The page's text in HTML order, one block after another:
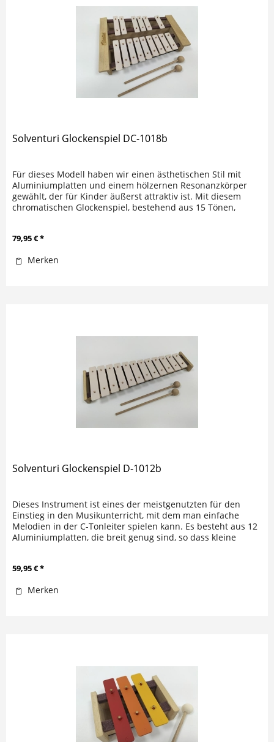
Solventuri Glockenspiel DC-1018b
Für dieses Modell haben wir einen ästhetischen Stil mit
Aluminiumplatten und einem hölzernen Resonanzkörper
gewählt, der für Kinder äußerst attraktiv ist. Mit diesem
chromatischen Glockenspiel, bestehend aus 15 Tönen,
79,95 € *
Merken
Solventuri Glockenspiel D-1012b
Dieses Instrument ist eines der meistgenutzten für den
Einstieg in den Musikunterricht, mit dem man einfache
Melodien in der C-Tonleiter spielen kann. Es besteht aus 12
Aluminiumplatten, die breit genug sind, so dass kleine
59,95 € *
Merken